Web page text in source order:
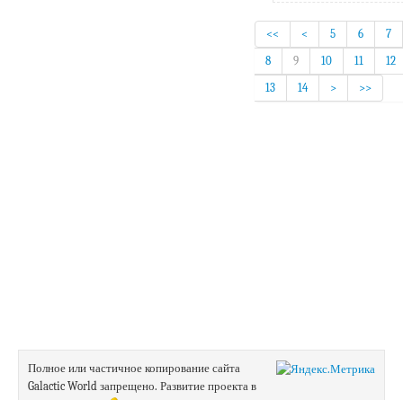
<< < 5 6
7
8
9 10 11
12
13
14 > >>
Полное или частичное копирование сайта
Galactic World запрещено. Развитие проекта в